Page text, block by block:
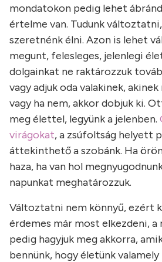
mondatokon pedig lehet
értelme van. Tudunk
szeretnénk élni. Azon is lehet
megunt, felesleges, jelenlegi
dolgainkat ne raktározzuk
vagy adjuk oda valakinek,
vagy ha nem, akkor dobjuk ki.
meg élettel, legyünk a jelenben.
virágokat, a zsúfoltság helyett
áttekinthető a szobánk. Ha
haza, ha van hol
napunkat meghatározzuk.
Változtatni nem könnyű, ezért
érdemes már most elkezdeni, a
pedig hagyjuk meg akkorra,
bennünk, hogy életünk